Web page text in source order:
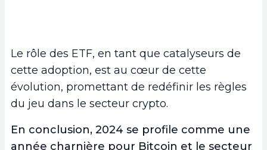
Le rôle des ETF, en tant que catalyseurs de
cette adoption, est au cœur de cette
évolution, promettant de redéfinir les règles
du jeu dans le secteur crypto.
En conclusion, 2024 se profile comme une
année charnière pour Bitcoin et le secteur